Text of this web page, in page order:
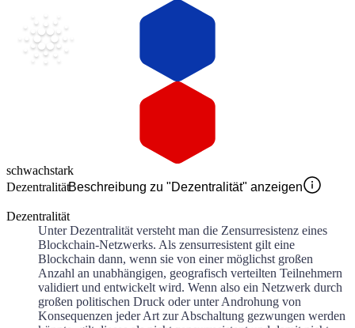
schwachstark
DezentralitätBeschreibung zu "Dezentralität" anzeigen
Dezentralität
Unter Dezentralität versteht man die Zensurresistenz eines
Blockchain-Netzwerks. Als zensurresistent gilt eine
Blockchain dann, wenn sie von einer möglichst großen
Anzahl an unabhängigen, geografisch verteilten Teilnehmern
validiert und entwickelt wird. Wenn also ein Netzwerk durch
großen politischen Druck oder unter Androhung von
Konsequenzen jeder Art zur Abschaltung gezwungen werden